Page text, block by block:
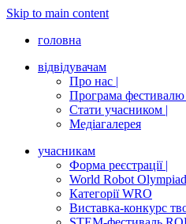
Skip to main content
головна
відвідувачам
Про нас |
Програма фестивалю
Стати учасником |
Медіагалерея
учасникам
Форма реєстрації |
World Robot
Категорії WRO
Виставка-конкурс